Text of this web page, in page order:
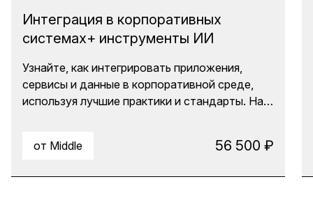
Интеграция в корпоративных
системах+ инструменты ИИ
Узнайте, как интегрировать приложения,
сервисы и данные в корпоративной среде,
используя лучшие практики и стандарты. На
(SOAP, REST) и инструменты (ESB, ETL). Вы
от Middle 56 500 ₽